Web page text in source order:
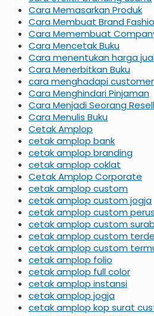
Cara Memasarkan Produk
Cara Membuat Brand
Cara Memembuat
Cara Mencetak Buku
Cara menentukan harga
Cara Menerbitkan Buku
cara menghadapi customer
Cara Menghindari Pinjaman
Cara Menjadi Seorang
Cara Menulis Buku
Cetak Amplop
cetak amplop bank
cetak amplop branding
cetak amplop coklat
Cetak Amplop Corporate
cetak amplop custom
cetak amplop custom jogja
cetak amplop custom
cetak amplop custom
cetak amplop custom
cetak amplop custom
cetak amplop folio
cetak amplop full color
cetak amplop instansi
cetak amplop jogja
cetak amplop kop surat